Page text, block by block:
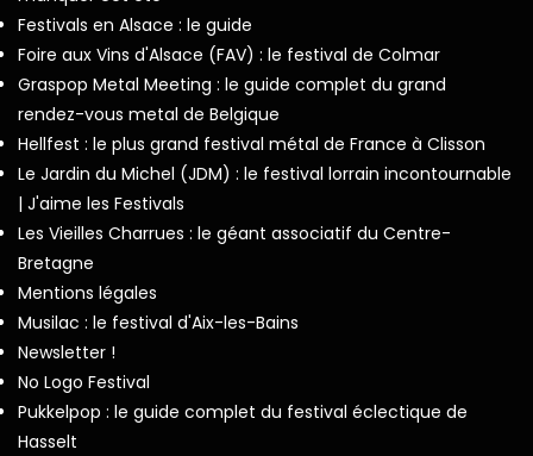
Festivals en Alsace : le guide
Foire aux Vins d'Alsace (FAV) : le festival de Colmar
Graspop Metal Meeting : le guide complet du grand
rendez-vous metal de Belgique
Hellfest : le plus grand festival métal de France à Clisson
Le Jardin du Michel (JDM) : le festival lorrain incontournable
| J'aime les Festivals
Les Vieilles Charrues : le géant associatif du Centre-
Bretagne
Mentions légales
Musilac : le festival d'Aix-les-Bains
Newsletter !
No Logo Festival
Pukkelpop : le guide complet du festival éclectique de
Hasselt